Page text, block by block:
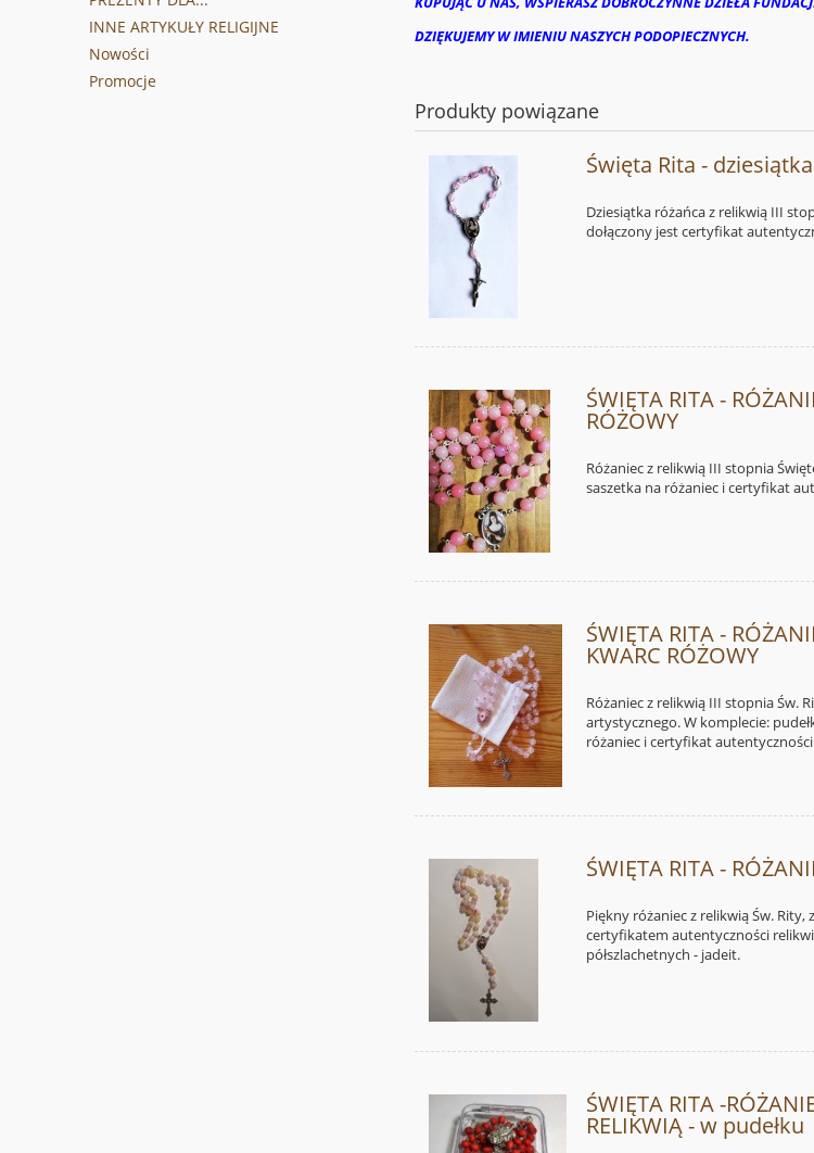
INNE ARTYKUŁY RELIGIJNE
Nowości
Promocje
DZIĘKUJEMY W IMIENIU NASZYCH PODOPIECZNYCH.
Produkty powiązane
Święta Rita -
Dziesiątka różańca z relikwią III
dołączony jest certyfikat
ŚWIĘTA RITA -
RÓŻOWY
Różaniec z relikwią III stopnia
saszetka na różaniec i certyfikat
ŚWIĘTA RITA -
KWARC RÓŻOWY
Różaniec z relikwią III stopnia Św.
artystycznego. W komplecie:
różaniec i certyfikat
ŚWIĘTA RITA -
Piękny różaniec z relikwią Św. Rity,
certyfikatem autentyczności
półszlachetnych - jadeit.
ŚWIĘTA RITA -
RELIKWIĄ - w pudełku